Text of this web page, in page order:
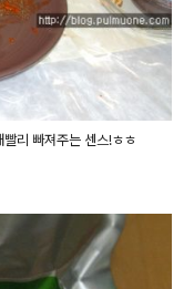
리 빠져주는 센스!ㅎㅎ